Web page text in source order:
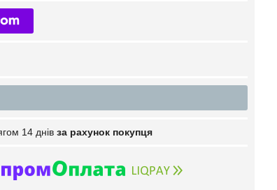
14 днів за рахунок покупця